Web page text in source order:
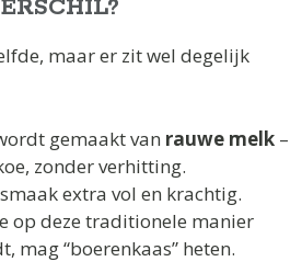
maar er zit wel degelijk
gemaakt van rauwe melk –
zonder verhitting.
extra vol en krachtig.
op deze traditionele manier
mag “boerenkaas” heten.